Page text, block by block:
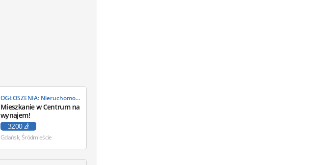
OGŁOSZENIA: Nieruchomości
Mieszkanie w Centrum na
wynajem!
3200 zł
Gdańsk, Śródmieście